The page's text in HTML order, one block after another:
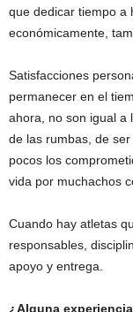
que dedicar tiempo a
económicamente,
Satisfacciones
permanecer en el
ahora, no son igual a
de las rumbas, de
pocos los
vida por muchachos
Cuando hay atletas
responsables,
apoyo y entrega.
¿Alguna